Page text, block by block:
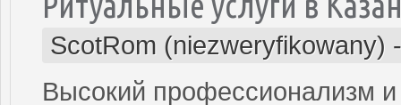
ScotRom (niezweryfikowany)
Высокий профессионализм и